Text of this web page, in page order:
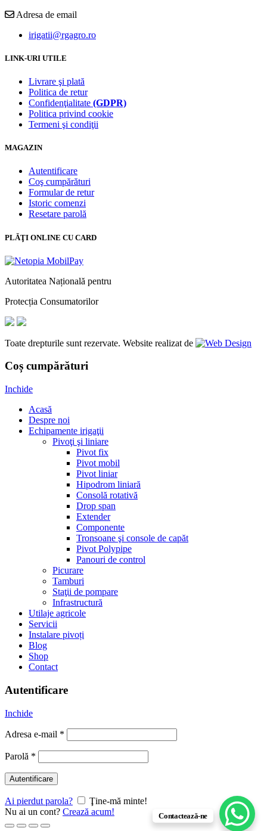
Adresa de email
irigatii@rgagro.ro
LINK-URI UTILE
Livrare şi plată
Politica de retur
Confidenţialitate (GDPR)
Politica privind cookie
Termeni şi condiţii
MAGAZIN
Autentificare
Coş cumpărături
Formular de retur
Istoric comenzi
Resetare parolă
PLĂŢI ONLINE CU CARD
Autoritatea Națională pentru
Protecția Consumatorilor
Toate drepturile sunt rezervate. Website realizat de
Coș cumpărături
Inchide
Contactează-ne
Acasă
Despre noi
Echipamente irigaţii
Pivoţi şi liniare
Pivot fix
Pivot mobil
Pivot liniar
Hipodrom liniară
Consolă rotativă
Drop span
Extender
Componente
Tronsoane şi console de capăt
Pivot Polypipe
Panouri de control
Picurare
Tamburi
Staţii de pompare
Infrastructură
Utilaje agricole
Servicii
Instalare pivoți
Blog
Shop
Contact
Autentificare
Inchide
Adresa e-mail *
Parolă *
Autentificare
Ai pierdut parola?
Ţine-mă minte!
Nu ai un cont? Crează acum!